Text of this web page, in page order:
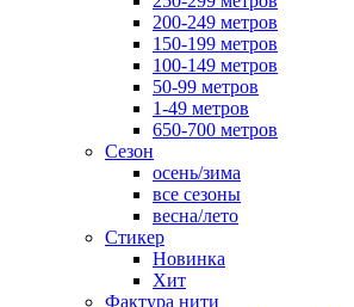
200-249 метров
150-199 метров
100-149 метров
50-99 метров
1-49 метров
650-700 метров
Сезон
осень/зима
все сезоны
весна/лето
Стикер
Новинка
Хит
Фактура нити